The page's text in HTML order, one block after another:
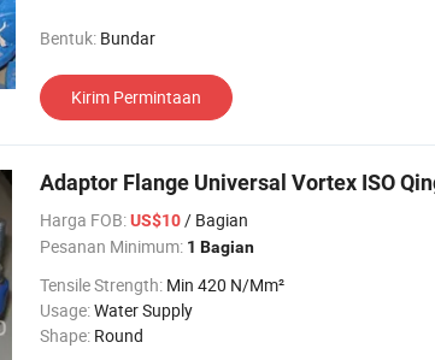
Bentuk: Bundar
Kirim Permintaan
Adaptor Flange Universal Vortex ISO
Harga FOB:US$10/ Bagian
Pesanan Minimum: 1 Bagian
Tensile Strength: Min 420 N/Mm²
Usage:Water Supply
Shape: Round